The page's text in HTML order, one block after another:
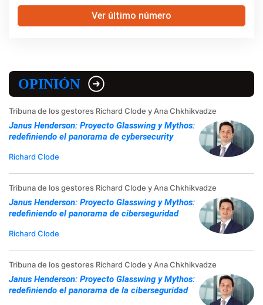
Ver último número
OPINIÓN
Tribuna de los gestores Richard Clode y Ana Chkhikvadze
Janus Henderson: Proyecto Glasswing y Mythos:
redefiniendo el panorama de cybersecurity
Richard Clode
Tribuna de los gestores Richard Clode y Ana Chkhikvadze
Janus Henderson: Proyecto Glasswing y Mythos:
redefiniendo el panorama de ciberseguridad
Richard Clode
Tribuna de los gestores Richard Clode y Ana Chkhikvadze
Janus Henderson: Proyecto Glasswing y Mythos:
redefiniendo el panorama de la ciberseguridad